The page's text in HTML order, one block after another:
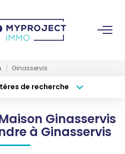
Ginasservis
de recherche
Surface min
Ginasservis
à Ginasservis